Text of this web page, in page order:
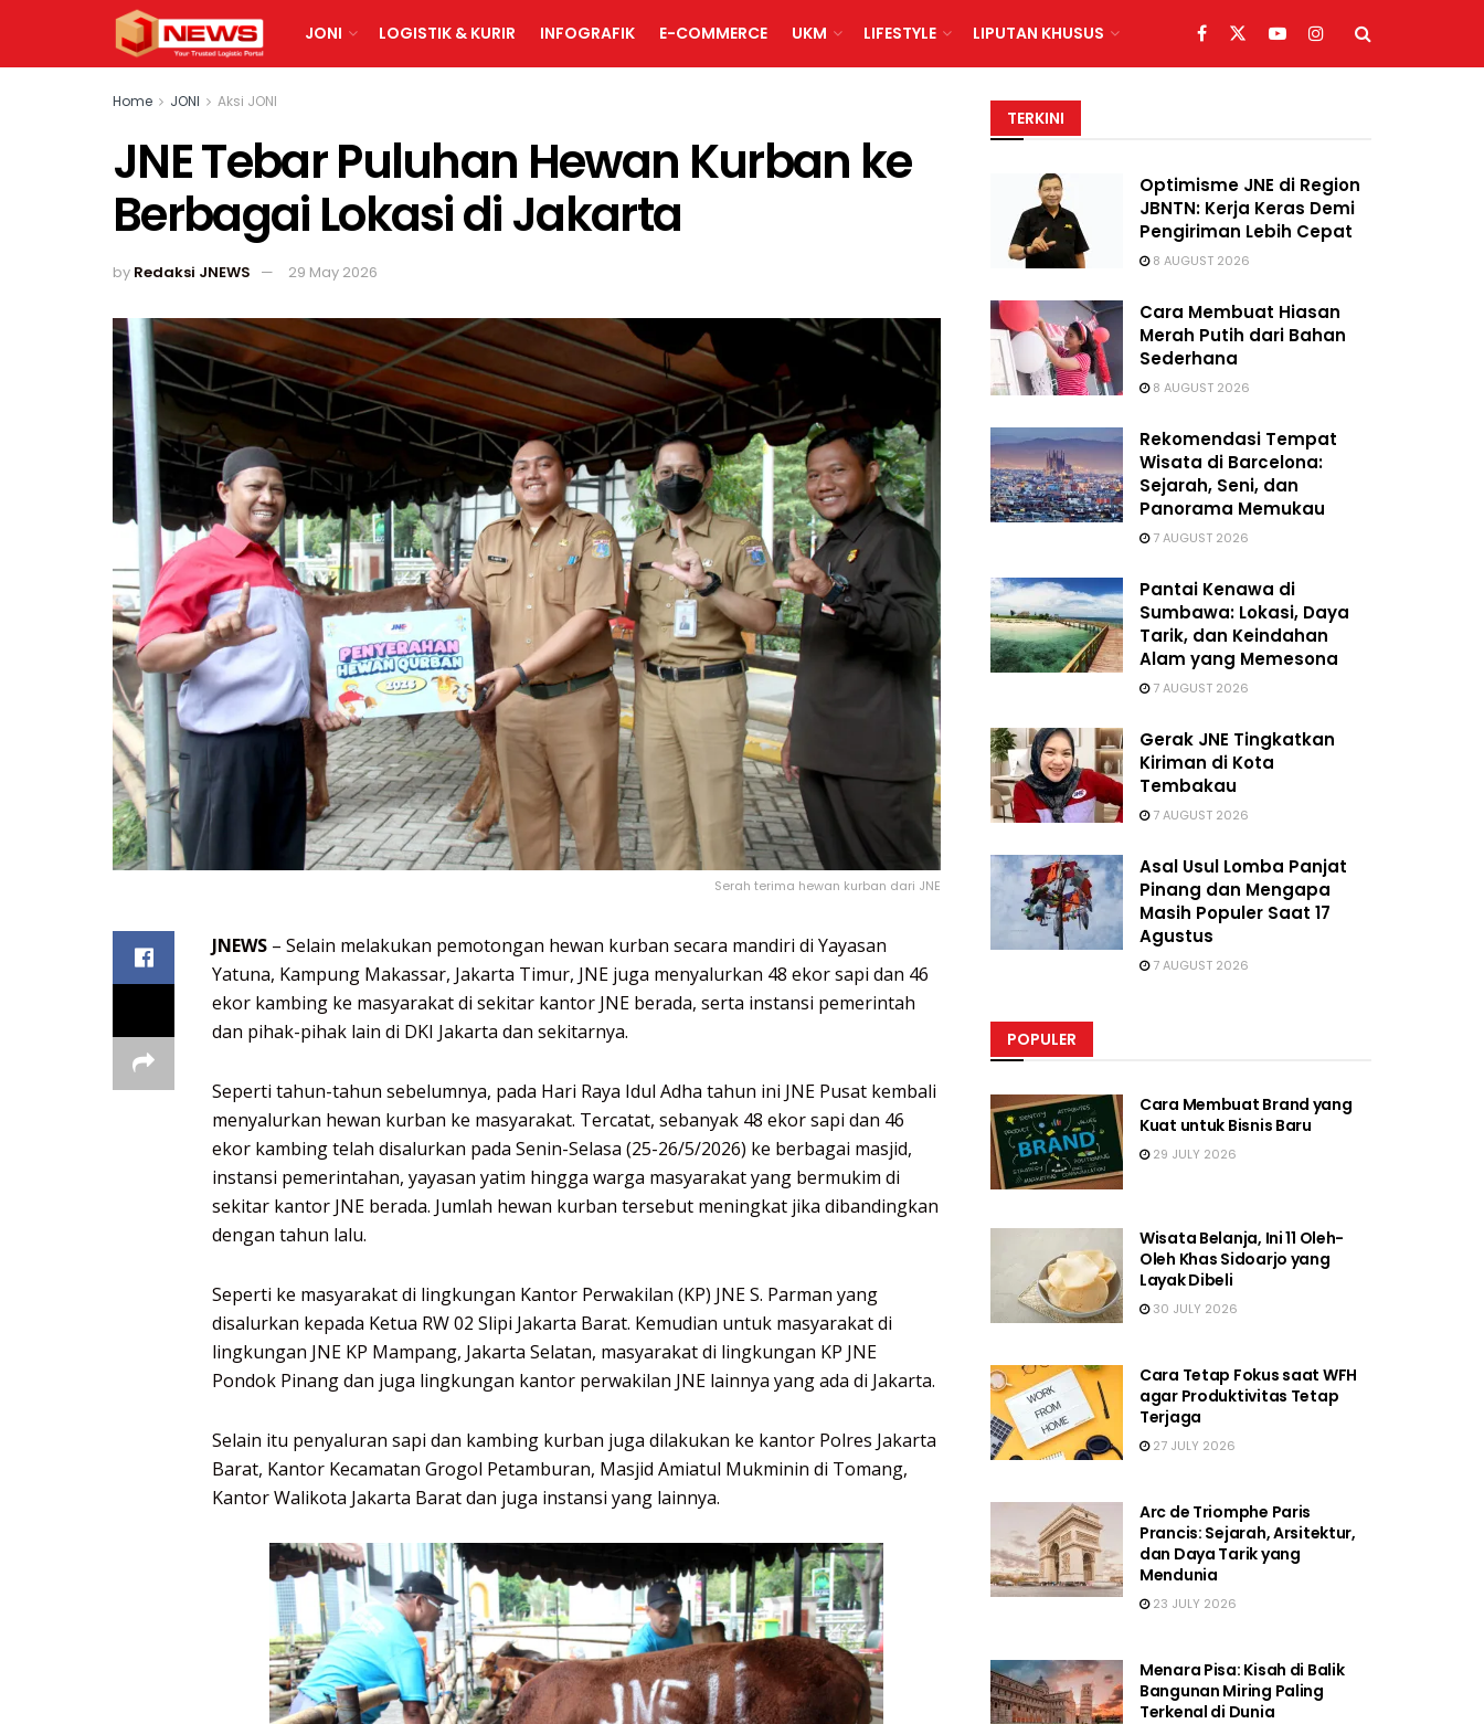
JONI LOGISTIK & KURIR INFOGRAFIK E-COMMERCE UKM LIFESTYLE LIPUTAN KHUSUS
Home JONI Aksi JONI
JNE Tebar Puluhan Hewan Kurban ke
Berbagai Lokasi di Jakarta
by Redaksi JNEWS 29 May 2026
Serah terima hewan kurban dari JNE
JNEWS – Selain melakukan pemotongan hewan kurban secara mandiri di Yayasan
Yatuna, Kampung Makassar, Jakarta Timur, JNE juga menyalurkan 48 ekor sapi dan 46
ekor kambing ke masyarakat di sekitar kantor JNE berada, serta instansi pemerintah
dan pihak-pihak lain di DKI Jakarta dan sekitarnya.
Seperti tahun-tahun sebelumnya, pada Hari Raya Idul Adha tahun ini JNE Pusat kembali
menyalurkan hewan kurban ke masyarakat. Tercatat, sebanyak 48 ekor sapi dan 46
ekor kambing telah disalurkan pada Senin-Selasa (25-26/5/2026) ke berbagai masjid,
instansi pemerintahan, yayasan yatim hingga warga masyarakat yang bermukim di
sekitar kantor JNE berada. Jumlah hewan kurban tersebut meningkat jika dibandingkan
dengan tahun lalu.
Seperti ke masyarakat di lingkungan Kantor Perwakilan (KP) JNE S. Parman yang
disalurkan kepada Ketua RW 02 Slipi Jakarta Barat. Kemudian untuk masyarakat di
lingkungan JNE KP Mampang, Jakarta Selatan, masyarakat di lingkungan KP JNE
Pondok Pinang dan juga lingkungan kantor perwakilan JNE lainnya yang ada di Jakarta.
Selain itu penyaluran sapi dan kambing kurban juga dilakukan ke kantor Polres Jakarta
Barat, Kantor Kecamatan Grogol Petamburan, Masjid Amiatul Mukminin di Tomang,
Kantor Walikota Jakarta Barat dan juga instansi yang lainnya.
TERKINI
Optimisme JNE di Region
JBNTN: Kerja Keras Demi
Pengiriman Lebih Cepat
8 AUGUST 2026
Cara Membuat Hiasan
Merah Putih dari Bahan
Sederhana
8 AUGUST 2026
Rekomendasi Tempat
Wisata di Barcelona:
Sejarah, Seni, dan
Panorama Memukau
7 AUGUST 2026
Pantai Kenawa di
Sumbawa: Lokasi, Daya
Tarik, dan Keindahan
Alam yang Memesona
7 AUGUST 2026
Gerak JNE Tingkatkan
Kiriman di Kota
Tembakau
7 AUGUST 2026
Asal Usul Lomba Panjat
Pinang dan Mengapa
Masih Populer Saat 17
Agustus
7 AUGUST 2026
POPULER
Cara Membuat Brand yang
Kuat untuk Bisnis Baru
29 JULY 2026
Wisata Belanja, Ini 11 Oleh-
Oleh Khas Sidoarjo yang
Layak Dibeli
30 JULY 2026
Cara Tetap Fokus saat WFH
agar Produktivitas Tetap
Terjaga
27 JULY 2026
Arc de Triomphe Paris
Prancis: Sejarah, Arsitektur,
dan Daya Tarik yang
Mendunia
23 JULY 2026
Menara Pisa: Kisah di Balik
Bangunan Miring Paling
Terkenal di Dunia